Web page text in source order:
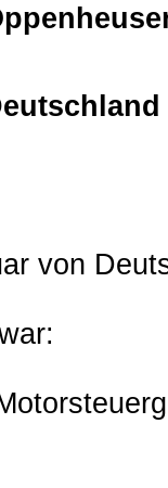
von